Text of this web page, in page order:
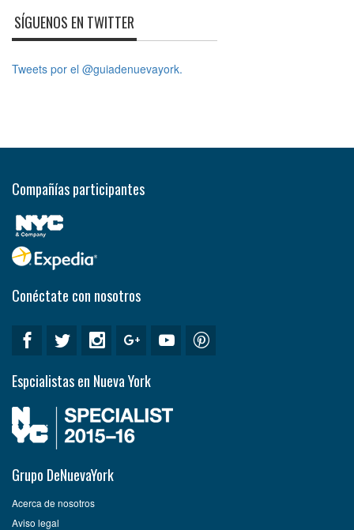
SÍGUENOS EN TWITTER
Tweets por el @guiadenuevayork.
Compañías participantes
Conéctate con nosotros
Espcialistas en Nueva York
Grupo DeNuevaYork
Acerca de nosotros
Aviso legal